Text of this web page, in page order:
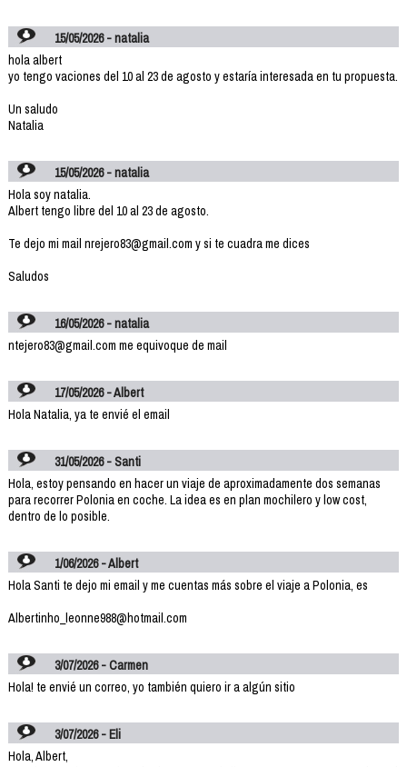
15/05/2026 - natalia
hola albert
yo tengo vaciones del 10 al 23 de agosto y estaría interesada en tu propuesta.
Un saludo
Natalia
15/05/2026 - natalia
Hola soy natalia.
Albert tengo libre del 10 al 23 de agosto.
Te dejo mi mail nrejero83@gmail.com y si te cuadra me dices
Saludos
16/05/2026 - natalia
ntejero83@gmail.com me equivoque de mail
17/05/2026 - Albert
Hola Natalia, ya te envié el email
31/05/2026 - Santi
Hola, estoy pensando en hacer un viaje de aproximadamente dos semanas
para recorrer Polonia en coche. La idea es en plan mochilero y low cost,
dentro de lo posible.
1/06/2026 - Albert
Hola Santi te dejo mi email y me cuentas más sobre el viaje a Polonia, es
Albertinho_leonne988@hotmail.com
3/07/2026 - Carmen
Hola! te envié un correo, yo también quiero ir a algún sitio
3/07/2026 - Eli
Hola, Albert,